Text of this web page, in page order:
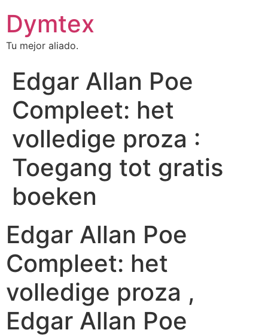
Dymtex
Tu mejor aliado.
Edgar Allan Poe
Compleet: het
volledige proza :
Toegang tot gratis
boeken
Edgar Allan Poe
Compleet: het
volledige proza ,
Edgar Allan Poe